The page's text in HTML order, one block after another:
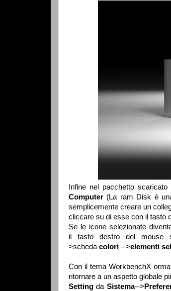
Infine nel pacchetto
Computer (La ram Disk è
semplicemente creare un
cliccare su di esse con il tasto
Se le icone selezionate
il tasto destro del mouse
>scheda colori -->elementi
Con il tema WorkbenchX
ritornare a un aspetto globale
Settingda Sistema-->